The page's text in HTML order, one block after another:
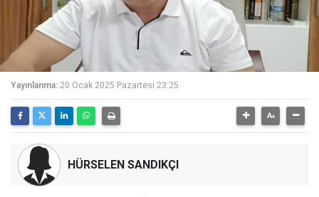
Yayınlanma: 20 Ocak 2025 Pazartesi 23:25
HÜRSELEN SANDIKÇI